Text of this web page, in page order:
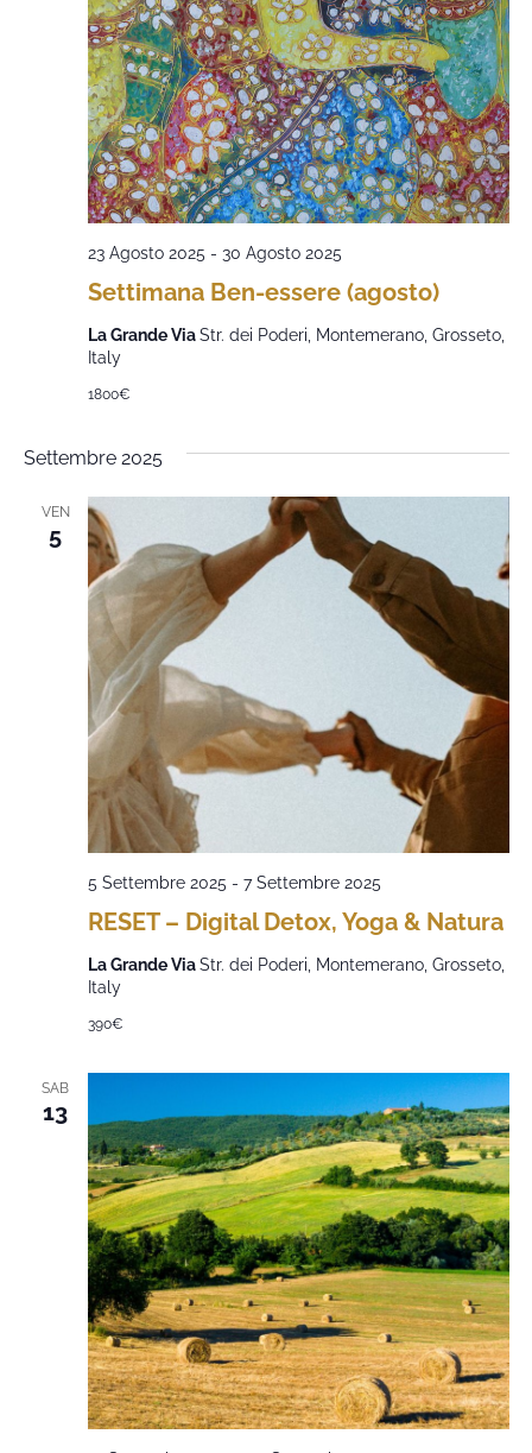
Settimana Ben-essere (agosto)
23 Agosto 2025 - 30 Agosto 2025
La Grande ViaStr. dei Poderi, Montemerano, Grosseto,
Italy
1800€
Settembre 2025
VEN
5
RESET – Digital Detox, Yoga & Natura
5 Settembre 2025 - 7 Settembre 2025
La Grande ViaStr. dei Poderi, Montemerano, Grosseto,
Italy
390€
SAB
13